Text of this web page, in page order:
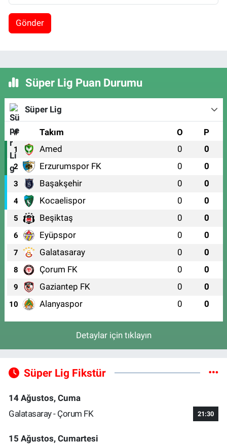
Gönder
Süper Lig Puan Durumu
Süper Lig
# Takım O P
1 Amed 0 0
2 Erzurumspor FK 0 0
3 Başakşehir 0 0
4 Kocaelispor 0 0
5 Beşiktaş 0 0
6 Eyüpspor 0 0
7 Galatasaray 0 0
8 Çorum FK 0 0
9 Gaziantep FK 0 0
10 Alanyaspor 0 0
Detaylar için tıklayın
Süper Lig Fikstür
14 Ağustos, Cuma
Galatasaray - Çorum FK
21:30
15 Ağustos, Cumartesi